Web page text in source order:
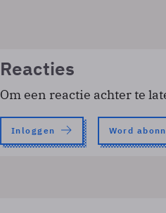
Reacties
Om een reactie achter te
Inloggen Word